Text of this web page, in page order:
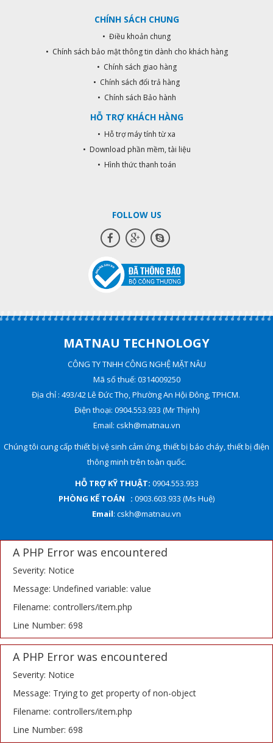
CHÍNH SÁCH CHUNG
• Điều khoản chung
• Chính sách bảo mật thông tin dành cho khách hàng
• Chính sách giao hàng
• Chính sách đổi trả hàng
• Chính sách Bảo hành
HỖ TRỢ KHÁCH HÀNG
• Hỗ trợ máy tính từ xa
• Download phần mềm, tài liệu
• Hình thức thanh toán
FOLLOW US
MATNAU TECHNOLOGY
CÔNG TY TNHH CÔNG NGHỆ MẶT NÂU
Mã số thuế: 0314009250
Địa chỉ : 493/42 Lê Đức Thọ, Phường An Hội Đông, TPHCM.
Điện thoại: 0904.553.933 (Mr Thịnh)
Email: cskh@matnau.vn
Chúng tôi cung cấp thiết bị vệ sinh cảm ứng, thiết bị báo cháy, thiết bị điện
thông minh trên toàn quốc.
HỖ TRỢ KỸ THUẬT: 0904.553.933
PHÒNG KẾ TOÁN : 0903.603.933 (Ms Huệ)
Email: cskh@matnau.vn
A PHP Error was encountered
Severity: Notice
Message: Undefined variable: value
Filename: controllers/item.php
Line Number: 698
A PHP Error was encountered
Severity: Notice
Message: Trying to get property of non-object
Filename: controllers/item.php
Line Number: 698